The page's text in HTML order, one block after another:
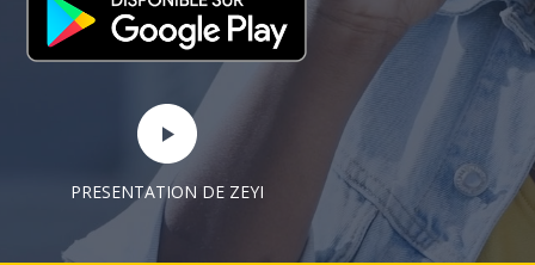
PRESENTATION DE ZEYI